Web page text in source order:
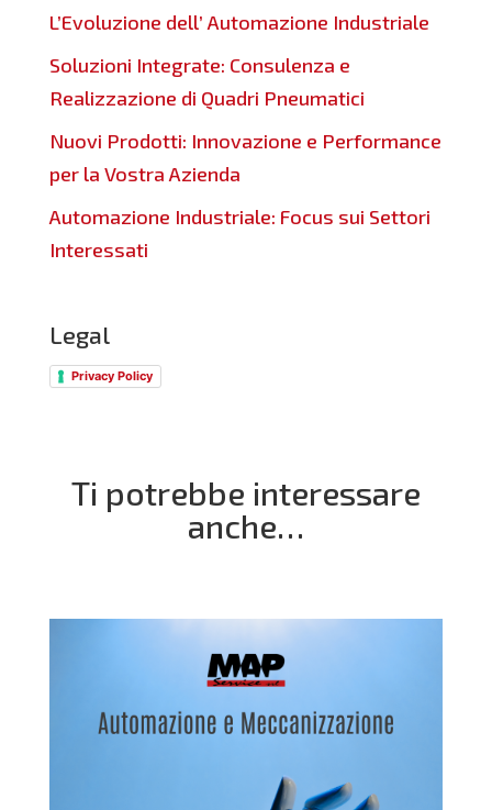
L’Evoluzione dell’ Automazione Industriale
Soluzioni Integrate: Consulenza e
Realizzazione di Quadri Pneumatici
Nuovi Prodotti: Innovazione e Performance
per la Vostra Azienda
Automazione Industriale: Focus sui Settori
Interessati
Legal
Privacy Policy
Ti potrebbe interessare
anche…